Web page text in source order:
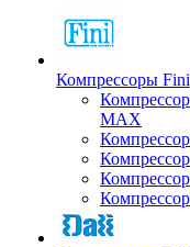
Компрессоры Fini
MAX